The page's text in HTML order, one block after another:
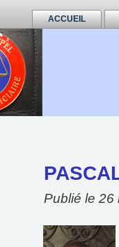
ACCUEIL
Publié le 26